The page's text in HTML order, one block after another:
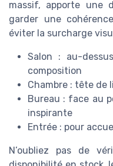
massif, apporte une
garder une
éviter la surcharge
Salon : au-
composition
Chambre : tête de
Bureau : face au
inspirante
Entrée : pour
N’oubliez pas de